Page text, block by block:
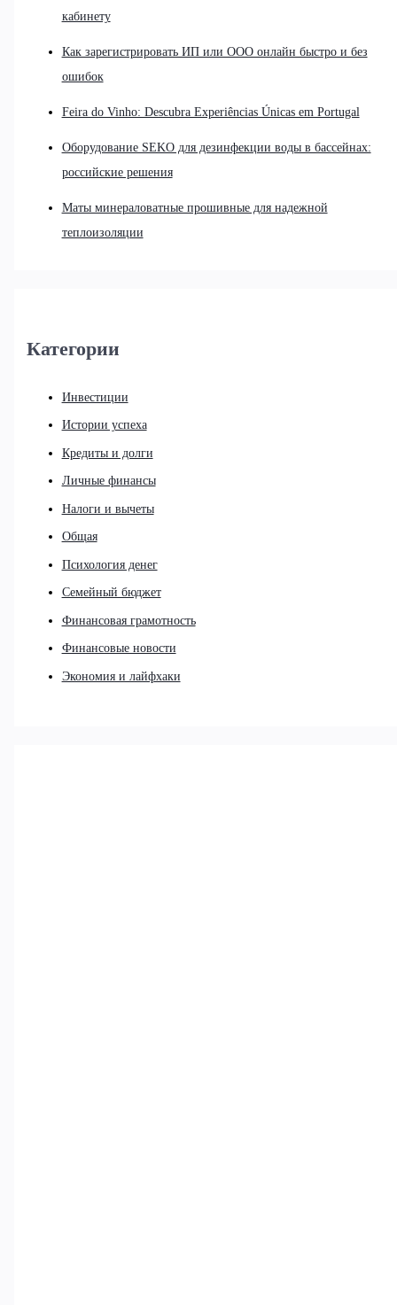
кабинету
Как зарегистрировать ИП или ООО онлайн быстро и без
ошибок
Feira do Vinho: Descubra Experiências Únicas em Portugal
Оборудование SEKO для дезинфекции воды в бассейнах:
российские решения
Маты минераловатные прошивные для надежной
теплоизоляции
Категории
Инвестиции
Истории успеха
Кредиты и долги
Личные финансы
Налоги и вычеты
Общая
Психология денег
Семейный бюджет
Финансовая грамотность
Финансовые новости
Экономия и лайфхаки